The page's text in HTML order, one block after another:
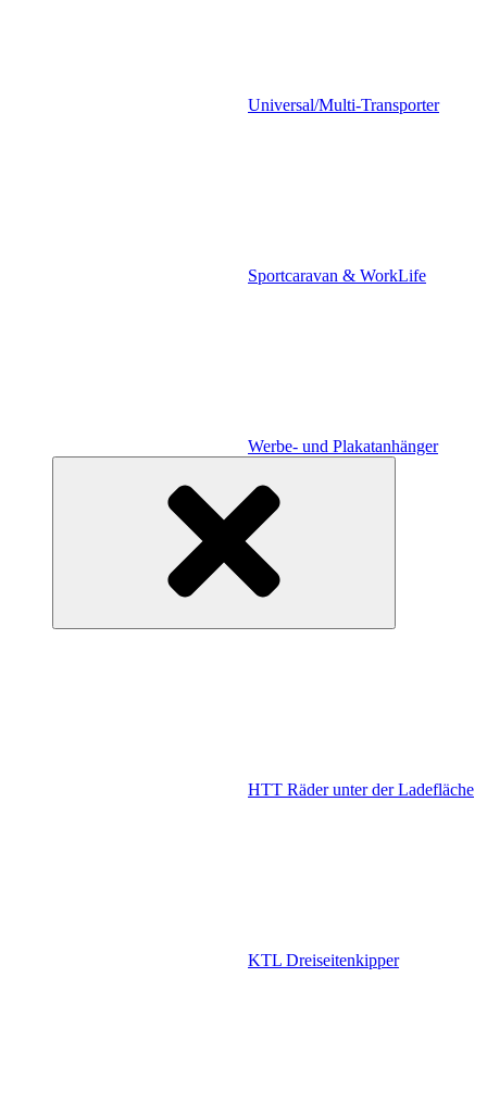
Universal/Multi-Transporter
Sportcaravan & WorkLife
Werbe- und Plakatanhänger
HTT Räder unter der Ladefläche
KTL Dreiseitenkipper